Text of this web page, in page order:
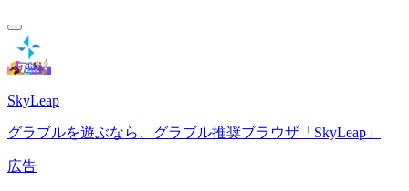
SkyLeap
グラブルを遊ぶなら、グラブル推奨ブラウザ「SkyLeap」
広告